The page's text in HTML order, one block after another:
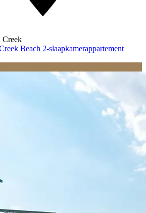
Creek
Beach 2-slaapkamerappartement